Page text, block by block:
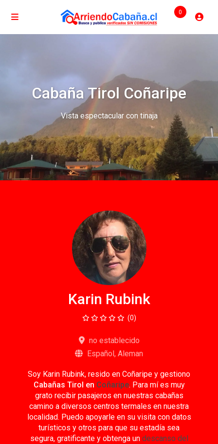
0
Cabaña Tirol Coñaripe
Vista espectacular con tinaja
Karin Rubink
(0)
no establecido
Español, Aleman
Soy Karin Rubink, resido en Coñaripe y gestiono
Cabañas Tirol en Coñaripe. Para mí es muy
grato recibir pasajeros en nuestras cabañas
camino a diversos centros termales en nuestra
localidad. Puedo apoyarle en su visita con datos
turísticos y otros para que su estadía sea
segura, gratificante y obtenga un descanso del